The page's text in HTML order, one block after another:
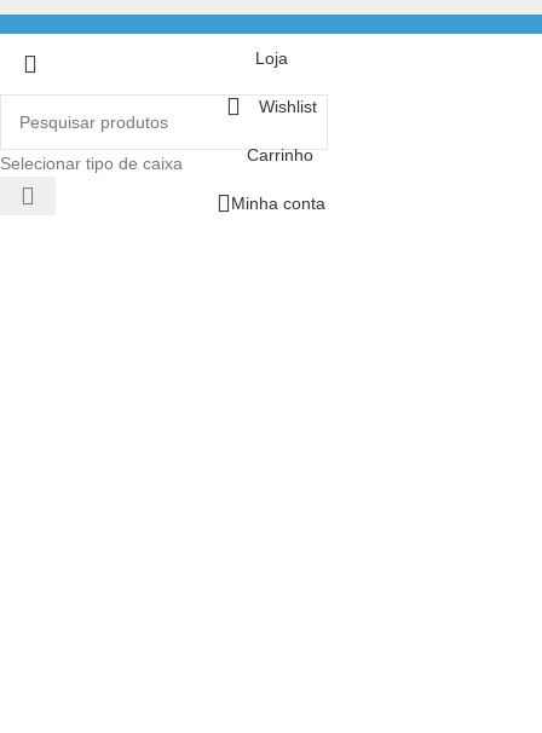
Selecionar tipo de caixa
Loja
Wishlist
Carrinho
Minha conta